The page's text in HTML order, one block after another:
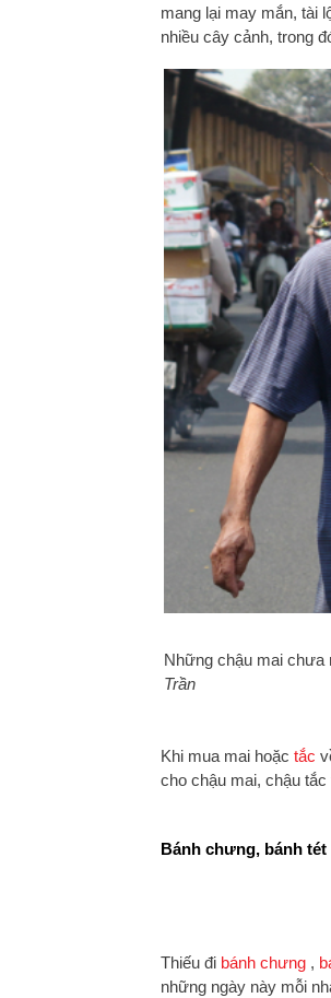
mang lại may mắn, tài
nhiều cây cảnh, trong
Những chậu mai
Trần
Khi mua mai hoặc tắc
cho chậu mai, chậu
Bánh chưng, bánh tét
Thiếu đi bánh chưng ,
những ngày này mỗi